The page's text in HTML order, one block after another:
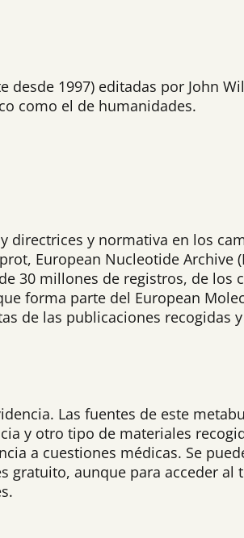
1997) editadas por John
como el de humanidades.
y normativa en los
European Nucleotide Archive
30 millones de registros, de los
forma parte del European
de las publicaciones recogidas
Las fuentes de este
y otro tipo de materiales
a cuestiones médicas. Se
aunque para acceder al